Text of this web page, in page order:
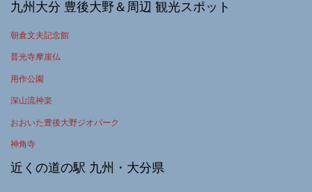
九州大分 豊後大野＆周辺 観光スポット
朝倉文夫記念館
普光寺摩崖仏
用作公園
深山流神楽
おおいた豊後大野ジオパーク
神角寺
近くの道の駅 九州・大分県